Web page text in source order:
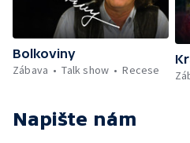
Bolkoviny
Zábava
Talk show Recese
Napište nám